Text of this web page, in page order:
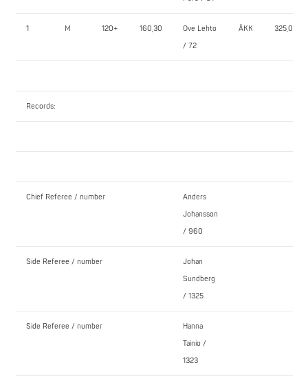
1 M 120+ 160,30
Ove Lehto
/ 72
ÅKK 325,0
Records:
Chief Referee / number
Anders
Johansson
/ 960
Side Referee / number
Johan
Sundberg
/ 1325
Side Referee / number
Hanna
Tainio /
1323